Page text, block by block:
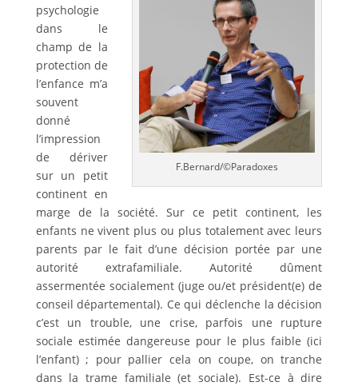
F.Bernard/©Paradoxes
psychologie
dans le
champ de la
protection de
l’enfance m’a
souvent
donné
l’impression
de dériver
sur un petit
continent en
marge de la société. Sur ce petit continent, les
enfants ne vivent plus ou plus totalement avec leurs
parents par le fait d’une décision portée par une
autorité extrafamiliale. Autorité dûment
assermentée socialement (juge ou/et président(e) de
conseil départemental). Ce qui déclenche la décision
c’est un trouble, une crise, parfois une rupture
sociale estimée dangereuse pour le plus faible (ici
l’enfant) ; pour pallier cela on coupe, on tranche
dans la trame familiale (et sociale). Est-ce à dire